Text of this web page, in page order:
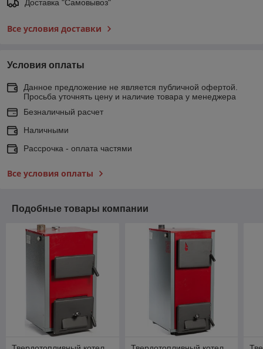
Доставка "Самовывоз"
Все условия доставки
Условия оплаты
Данное предложение не является публичной офертой.
Просьба уточнять цену и наличие товара у менеджера
Безналичный расчет
Наличными
Рассрочка - оплата частями
Все условия оплаты
Подобные товары компании